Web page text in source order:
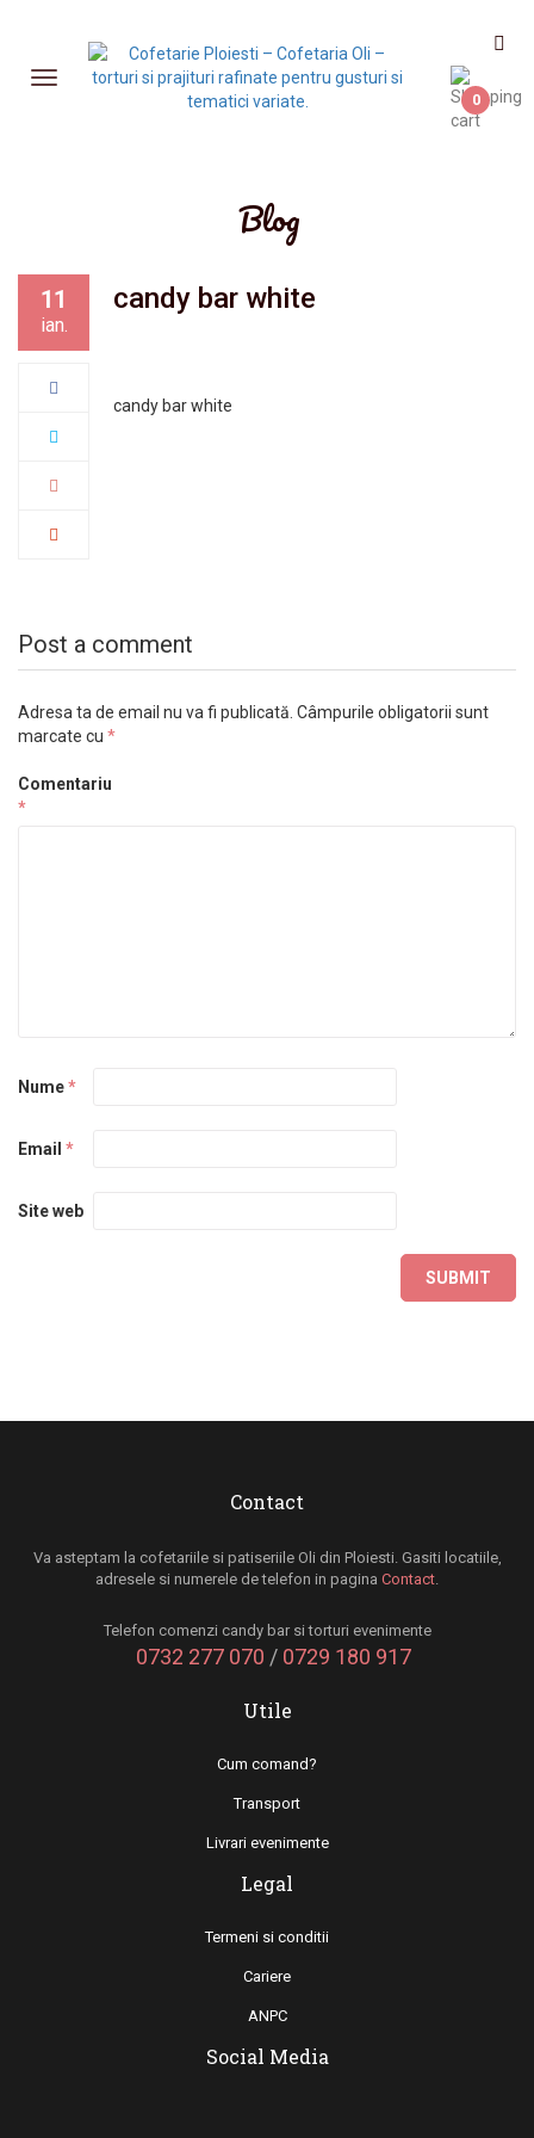
0
Blog
11
ian.
candy bar white
candy bar white
Post a comment
Adresa ta de email nu va fi publicată. Câmpurile obligatorii sunt
marcate cu *
Comentariu
*
Nume*
Email *
Site web
Contact
Va asteptam la cofetariile si patiseriile Oli din Ploiesti. Gasiti locatiile,
adresele si numerele de telefon in pagina Contact.
Telefon comenzi candy bar si torturi evenimente
0732 277 070 / 0729 180 917
Utile
Cum comand?
Transport
Livrari evenimente
Legal
Termeni si conditii
Cariere
ANPC
Social Media